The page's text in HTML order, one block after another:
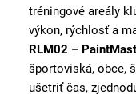
tréningové areály
výkon, rýchlosť a
RLM02 –
športoviská, obce,
ušetriť čas,